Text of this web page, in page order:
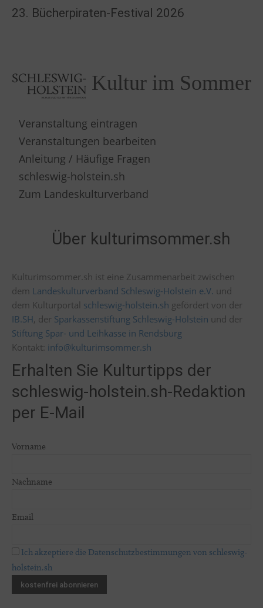
23. Bücherpiraten-Festival 2026
Kultur im Sommer
Veranstaltung eintragen
Veranstaltungen bearbeiten
Anleitung / Häufige Fragen
schleswig-holstein.sh
Zum Landeskulturverband
Über kulturimsommer.sh
Kulturimsommer.sh ist eine Zusammenarbeit zwischen
dem Landeskulturverband Schleswig-Holstein e.V. und
dem Kulturportal schleswig-holstein.sh gefördert von der
IB.SH, der Sparkassenstiftung Schleswig-Holstein und der
Stiftung Spar- und Leihkasse in Rendsburg
Kontakt: info@kulturimsommer.sh
Erhalten Sie Kulturtipps der
schleswig-holstein.sh-Redaktion
per E-Mail
Vorname
Nachname
Email
Ich akzeptiere die Datenschutzbestimmungen von schleswig-
holstein.sh